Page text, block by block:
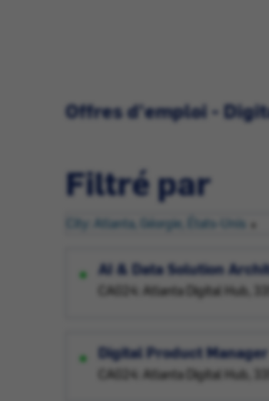
Offres d'emploi -
Filtré par
City: Atlanta, Géorgie, États-Unis
AI & Data Solution
CAG24: Atlanta Digital Hub,
Digital Product Manager
CAG24: Atlanta Digital Hub,